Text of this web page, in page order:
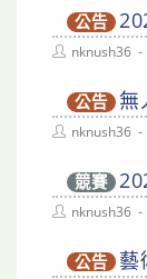
公告
Postnknush36
公告 無
Postnknush36
競賽
Postnknush36
公告 藝